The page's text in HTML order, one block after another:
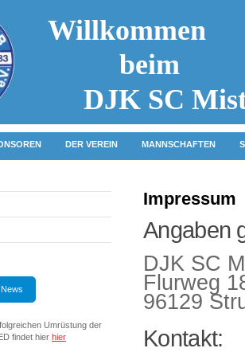
Willkommen
beim
DJK SC
DER VEREIN MANNSCHAFTEN
News
Umrüstung der
findet hier hier
Impressum
Angaben
DJK SC
Flurweg
96129
Kontakt: